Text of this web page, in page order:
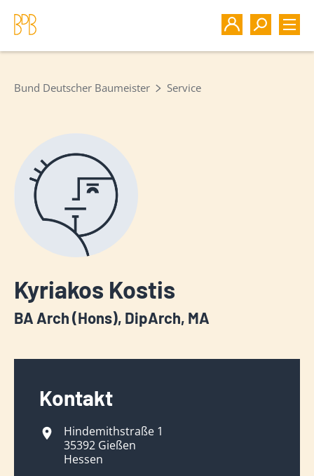
Bund Deutscher Baumeister Service
Kyriakos Kostis
BA Arch (Hons), DipArch, MA
Kontakt
Hindemithstraße 1
35392 Gießen
Hessen